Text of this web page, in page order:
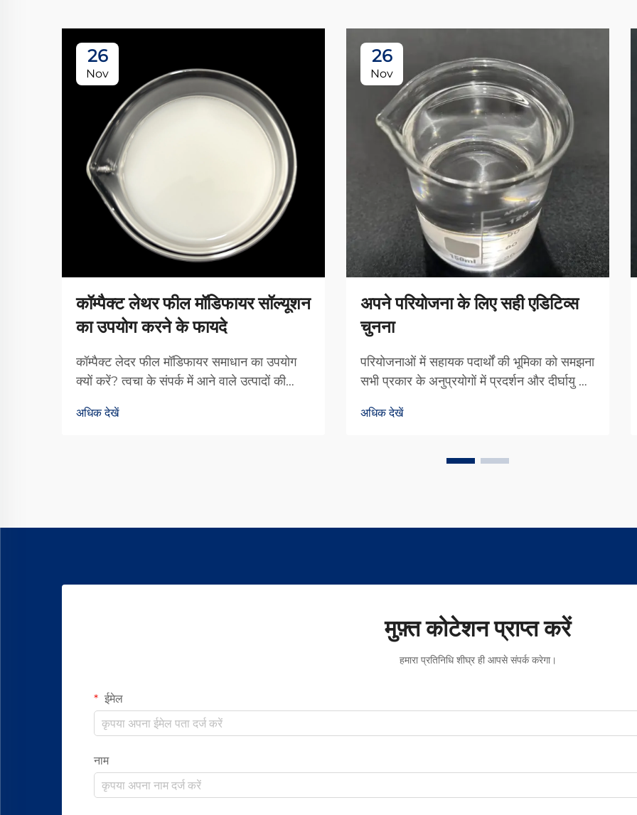
26
Nov
कॉम्पैक्ट लेथर फील मॉडिफायर सॉल्यूशन
का उपयोग करने के फायदे
कॉम्पैक्ट लेदर फील मॉडिफायर समाधान का उपयोग
क्यों करें? त्वचा के संपर्क में आने वाले उत्पादों की
मॉडिफायर वास्तव में अंतर लाते हैं। ये छोटे उपचार
अधिक देखें
26
Nov
अपने परियोजना के लिए सही एडिटिव्स
चुनना
परियोजनाओं में सहायक पदार्थों की भूमिका को समझना
सभी प्रकार के अनुप्रयोगों में प्रदर्शन और दीर्घायु को
हैं। इन छोटे सहायकों का उपयोग विभिन्न क्षेत्रों में
अधिक देखें
मुफ़्त कोटेशन प्राप्त करें
हमारा प्रतिनिधि शीघ्र ही आपसे संपर्क करेगा।
ईमेल
नाम